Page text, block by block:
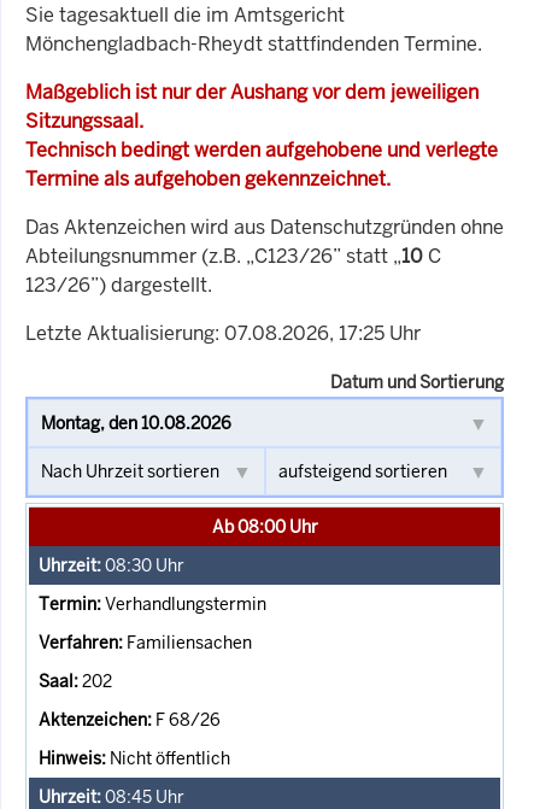
Sie tagesaktuell die im Amtsgericht
Mönchengladbach-Rheydt stattfindenden Termine.
Maßgeblich ist nur der Aushang vor dem jeweiligen
Sitzungssaal.
Technisch bedingt werden aufgehobene und verlegte
Termine als aufgehoben gekennzeichnet.
Das Aktenzeichen wird aus Datenschutzgründen ohne
Abteilungsnummer (z.B. „C123/26” statt „10 C
123/26”) dargestellt.
Letzte Aktualisierung: 07.08.2026, 17:25 Uhr
Datum und Sortierung
Ab 08:00 Uhr
08:30 Uhr
Verhandlungstermin
Familiensachen
202
F 68/26
Nicht öffentlich
08:45 Uhr